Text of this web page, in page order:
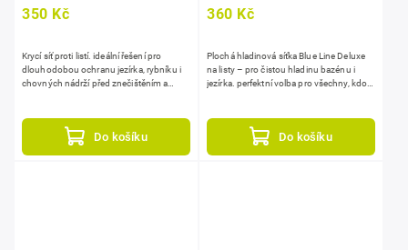
350 Kč
Do košíku
Krycí síť proti listí. ideální řešení pro
dlouhodobou ochranu jezírka, rybníku i
chovných nádrží před znečištěním a
360 Kč
Do košíku
Plochá hladinová síťka Blue Line Deluxe
na listy – pro čistou hladinu bazénu i
jezírka. perfektní volba pro všechny, kdo